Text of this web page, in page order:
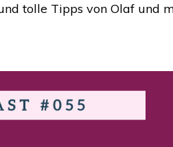
tolle Tipps von Olaf und